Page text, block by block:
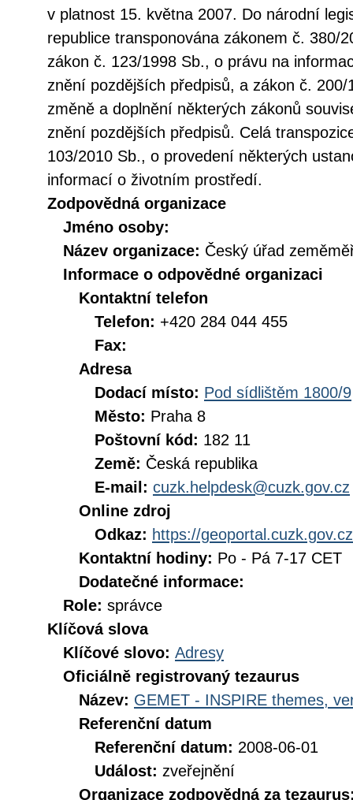
v platnost 15. května 2007. Do národní
republice transponována zákonem č. 380/
zákon č. 123/1998 Sb., o právu na
znění pozdějších předpisů, a zákon č.
změně a doplnění některých zákonů
znění pozdějších předpisů. Celá
103/2010 Sb., o provedení některých
informací o životním prostředí.
Zodpovědná organizace
Jméno osoby:
Název organizace: Český úřad
Informace o odpovědné organizaci
Kontaktní telefon
Telefon: +420 284 044 455
Fax:
Adresa
Dodací místo: Pod sídlištěm 1800/9
Město: Praha 8
Poštovní kód: 182 11
Země: Česká republika
E-mail: cuzk.helpdesk@cuzk.gov.cz
Online zdroj
Odkaz: https://geoportal.cuzk.gov.cz
Kontaktní hodiny: Po - Pá 7-17 CET
Dodatečné informace:
Role: správce
Klíčová slova
Klíčové slovo: Adresy
Oficiálně registrovaný tezaurus
Název: GEMET - INSPIRE themes,
Referenční datum
Referenční datum: 2008-06-01
Událost: zveřejnění
Organizace zodpovědná za